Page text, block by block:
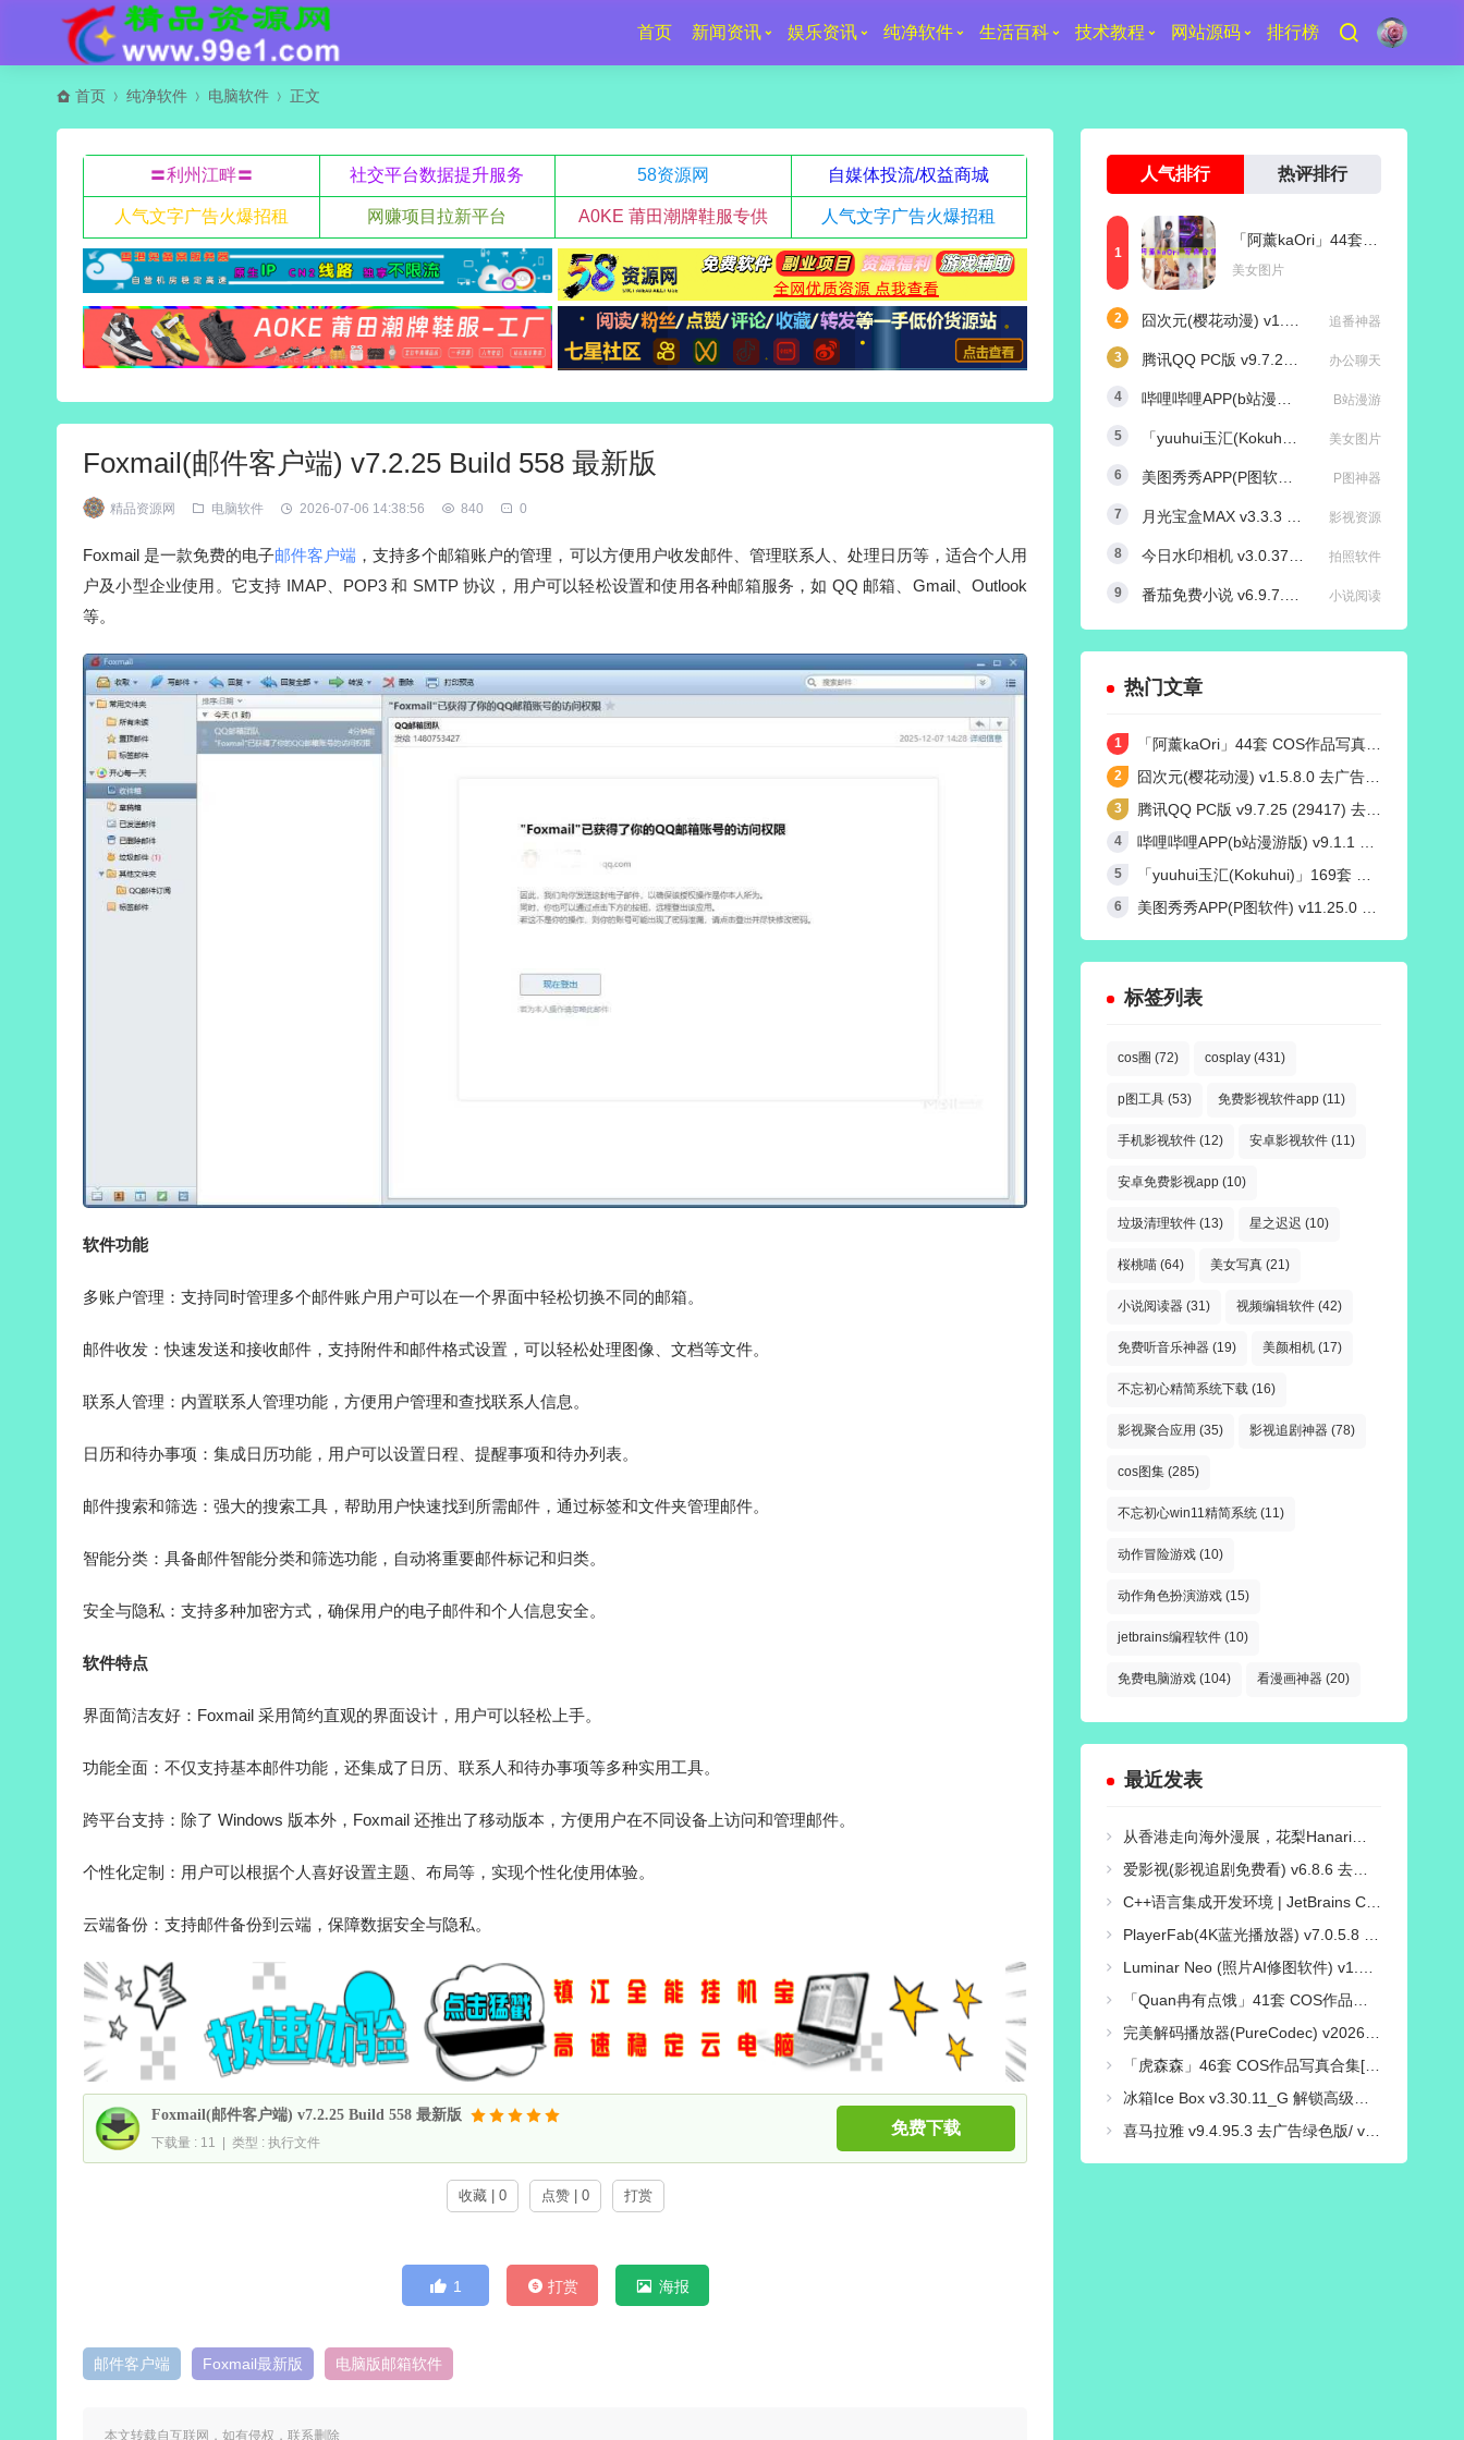
首页 新闻资讯 娱乐资讯 纯净软件 生活百科 技术教程 网站源码 排行榜
首页 纯净软件 电脑软件 正文
〓利州江畔〓 社交平台数据提升服务 58资源网 自媒体投流/权益商城
人气文字广告火爆招租 网赚项目拉新平台 A0KE 莆田潮牌鞋服专供 人气文字广告火爆招租
Foxmail(邮件客户端) v7.2.25 Build 558 最新版
精品资源网 电脑软件 2026-07-06 14:38:56 840 0
Foxmail 是一款免费的电子邮件客户端 ，支持多个邮箱账户的管理，可以方便用户收发邮件、管理联系人、处理日历等，适合个人用
户及小型企业使用。它支持 IMAP、POP3 和 SMTP 协议，用户可以轻松设置和使用各种邮箱服务，如 QQ 邮箱、Gmail、Outlook
等。
软件功能
多账户管理：支持同时管理多个邮件账户用户可以在一个界面中轻松切换不同的邮箱。
邮件收发：快速发送和接收邮件，支持附件和邮件格式设置，可以轻松处理图像、文档等文件。
联系人管理：内置联系人管理功能，方便用户管理和查找联系人信息。
日历和待办事项：集成日历功能，用户可以设置日程、提醒事项和待办列表。
邮件搜索和筛选：强大的搜索工具，帮助用户快速找到所需邮件，通过标签和文件夹管理邮件。
智能分类：具备邮件智能分类和筛选功能，自动将重要邮件标记和归类。
安全与隐私：支持多种加密方式，确保用户的电子邮件和个人信息安全。
软件特点
界面简洁友好：Foxmail 采用简约直观的界面设计，用户可以轻松上手。
功能全面：不仅支持基本邮件功能，还集成了日历、联系人和待办事项等多种实用工具。
跨平台支持：除了 Windows 版本外，Foxmail 还推出了移动版本，方便用户在不同设备上访问和管理邮件。
个性化定制：用户可以根据个人喜好设置主题、布局等，实现个性化使用体验。
云端备份：支持邮件备份到云端，保障数据安全与隐私。
Foxmail(邮件客户端) v7.2.25 Build 558 最新版
下载量 : 11 | 类型 : 执行文件
免费下载
收藏 | 0 点赞 | 0 打赏
1 打赏 海报
邮件客户端 Foxmail最新版 电脑版邮箱软件
本文转载自互联网，如有侵权，联系删除
人气排行 热评排行
美女图片
追番神器
办公聊天
B站漫游
美女图片
P图神器
影视资源
拍照软件
小说阅读
热门文章
「阿薰kaOri」44套 COS作品写真合集[持续更新]，一个独特的Coser魅力
囧次元(樱花动漫) v1.5.8.0 去广告纯净版
腾讯QQ PC版 v9.7.25 (29417) 去广告防撤回绿色精简版
哔哩哔哩APP(b站漫游版) v9.1.1 哔哩漫游去广告解除版权受限
「yuuhui玉汇(Kokuhui)」169套 COS作品写真合集[持续更新],燃尽魅力的Coser之旅
美图秀秀APP(P图软件) v11.25.0 去广告永久VIP解锁版
标签列表
cos圈 (72) cosplay (431)
p图工具 (53) 免费影视软件app (11)
手机影视软件 (12) 安卓影视软件 (11)
安卓免费影视app (10)
垃圾清理软件 (13) 星之迟迟 (10)
桜桃喵 (64) 美女写真 (21)
小说阅读器 (31) 视频编辑软件 (42)
免费听音乐神器 (19) 美颜相机 (17)
不忘初心精简系统下载 (16)
影视聚合应用 (35) 影视追剧神器 (78)
cos图集 (285)
不忘初心win11精简系统 (11)
动作冒险游戏 (10)
动作角色扮演游戏 (15)
jetbrains编程软件 (10)
免费电脑游戏 (104) 看漫画神器 (20)
最近发表
从香港走向海外漫展，花梨Hanari如何打造自己的Cosplay个人品牌？
爱影视(影视追剧免费看) v6.8.6 去广告纯净版
C++语言集成开发环境 | JetBrains CLion v2026.2.0 直装激活版
PlayerFab(4K蓝光播放器) v7.0.5.8 绿色便携版
Luminar Neo (照片AI修图软件) v1.28.0 中文绿色电脑版
「Quan冉有点饿」41套 COS作品写真合集[持续更新],穿越时光的文化使者，传统与现代的完美融合！
完美解码播放器(PureCodec) v2026.07.31 最新完整电脑版 | 电脑播放器影音解码包
「虎森森」46套 COS作品写真合集[持续更新],一个颜值与才华并存的Coser小姐姐
冰箱Ice Box v3.30.11_G 解锁高级会员版/一键冻结后台运行/省电省流
喜马拉雅 v9.4.95.3 去广告绿色版/ v3.4.10.3 极速版